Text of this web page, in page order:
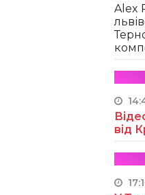
Alex
від